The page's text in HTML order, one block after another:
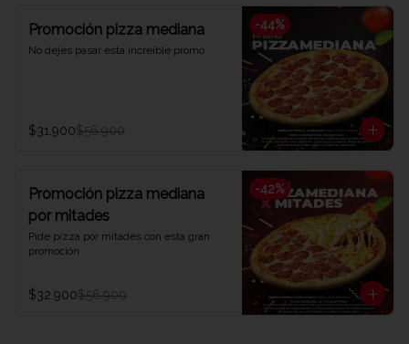
-44%
Promoción pizza mediana
No dejes pasar esta increíble promo
$31.900$56.900
-42%
Promoción pizza mediana
por mitades
Pide pizza por mitades con esta gran
promoción
$32.900$56.900